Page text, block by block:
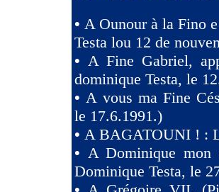
• A Ounour à la Fino
Testa lou 12 de
• A Fine Gabriel,
dominique Testa, le
•A vous ma Fine
le 17.6.1991.)
• A BAGATOUNI ! :
• A Dominique mon
Dominique Testa, le